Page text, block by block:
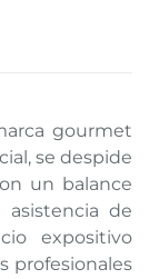
gourmet
se despide
un balance
de
expositivo
profesionales